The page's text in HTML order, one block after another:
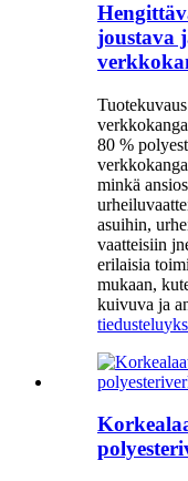
joustava
80 %
minkä
asuihin,
vaatteisiin
erilaisia
mukaan,
kuivuva ja
tiedustelu